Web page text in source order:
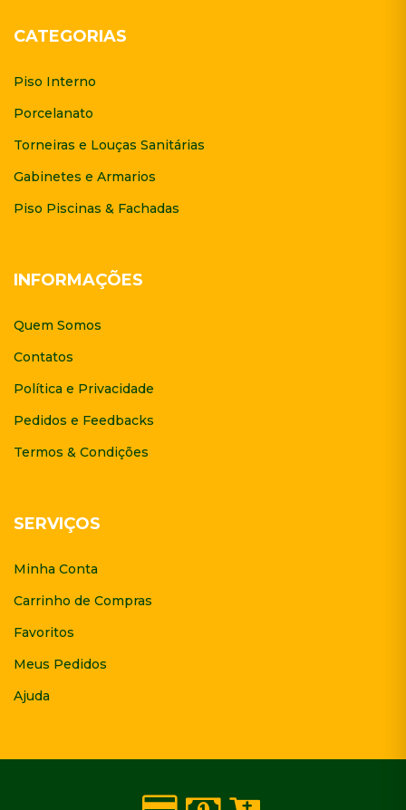
CATEGORIAS
Piso Interno
Porcelanato
Torneiras e Louças Sanitárias
Gabinetes e Armarios
Piso Piscinas & Fachadas
INFORMAÇÕES
Quem Somos
Contatos
Política e Privacidade
Pedidos e Feedbacks
Termos & Condições
SERVIÇOS
Minha Conta
Carrinho de Compras
Favoritos
Meus Pedidos
Ajuda